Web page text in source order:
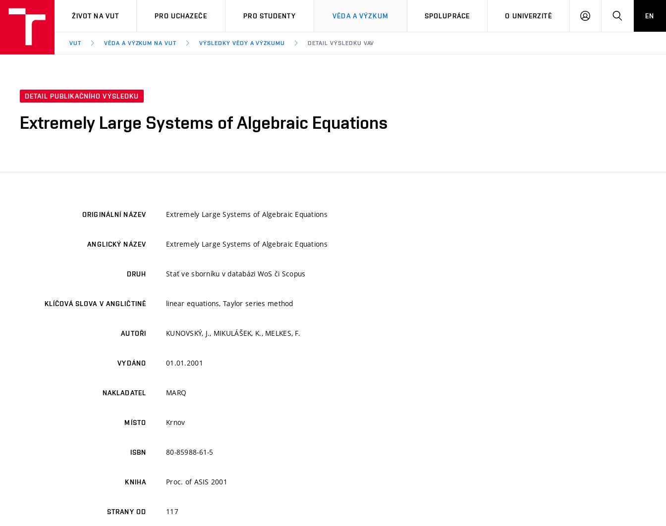
VUT
ŽIVOT NA VUT PRO UCHAZEČE PRO STUDENTY VĚDA A VÝZKUM SPOLUPRÁCE O UNIVERZITĚ
PŘIHLÁSIT HLEDATEN
VUT VĚDA A VÝZKUM NA VUT VÝSLEDKY VĚDY A VÝZKUMU DETAIL VÝSLEDKU VAV
DETAIL PUBLIKAČNÍHO VÝSLEDKU
Extremely Large Systems of Algebraic Equations
ORIGINÁLNÍ NÁZEV Extremely Large Systems of Algebraic Equations
ANGLICKÝ NÁZEV Extremely Large Systems of Algebraic Equations
DRUH Stať ve sborníku v databázi WoS či Scopus
KLÍČOVÁ SLOVA V ANGLIČTINĚ linear equations, Taylor series method
AUTOŘI KUNOVSKÝ, J., MIKULÁŠEK, K., MELKES, F.
VYDÁNO 01.01.2001
NAKLADATEL MARQ
MÍSTO Krnov
ISBN 80-85988-61-5
KNIHA Proc. of ASIS 2001
STRANY OD 117